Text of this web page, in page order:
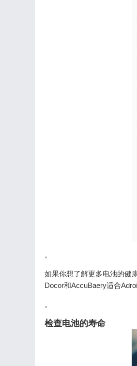
。
如果你想了解更多电池的健
Docor和AccuBaery适合
。
检查电池的寿命